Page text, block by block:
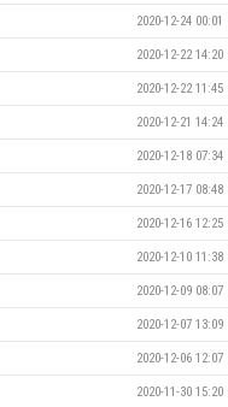
2020-12-24 00:01
2020-12-22 14:20
2020-12-22 11:45
2020-12-21 14:24
2020-12-18 07:34
2020-12-17 08:48
2020-12-16 12:25
2020-12-10 11:38
2020-12-09 08:07
2020-12-07 13:09
2020-12-06 12:07
2020-11-30 15:20